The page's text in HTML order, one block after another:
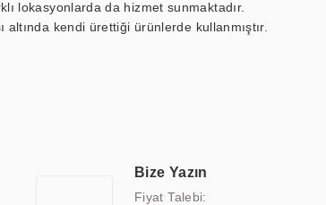
lokasyonlarda da hizmet sunmaktadır.
kendi ürettiği ürünlerde kullanmıştır.
etmektedir. Kaliteli ekipmanı, uzman kadroları,
Bize Yazın
Fiyat Talebi: